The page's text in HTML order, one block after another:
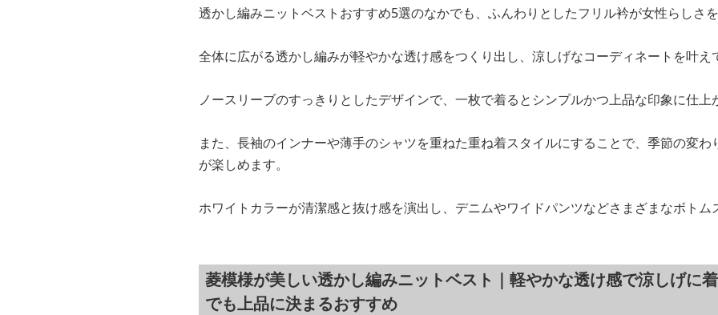
透かし編みニットベストおすすめ5選のなかでも、ふんわりとしたフリル衿が女性らしさを
全体に広がる透かし編みが軽やかな透け感をつくり出し、涼しげなコーディネートを叶え
ノースリーブのすっきりとしたデザインで、一枚で着るとシンプルかつ上品な印象に仕上
また、長袖のインナーや薄手のシャツを重ねた重ね着スタイルにすることで、季節の変わ
が楽しめます。
ホワイトカラーが清潔感と抜け感を演出し、デニムやワイドパンツなどさまざまなボトム
菱模様が美しい透かし編みニットベスト｜軽やかな透け感で涼しげに
でも上品に決まるおすすめ